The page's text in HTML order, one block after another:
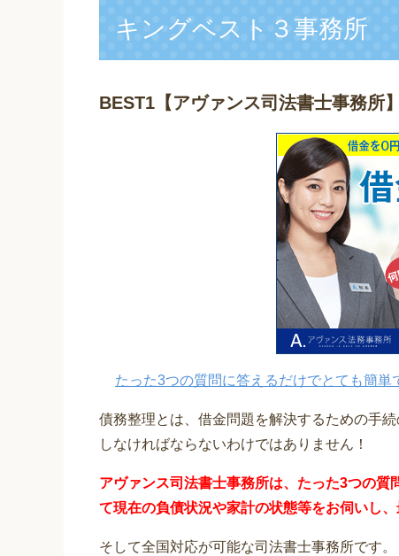
キングベスト３事務所
BEST1 【アヴァンス司法書士事務所】
たった3つの質問に答えるだけでとても簡単
債務整理とは、借金問題を解決するための手
しなければならないわけではありません！
アヴァンス司法書士事務所は、 たった3つの質
て現在の負債状況や家計の状態等をお伺いし
そして全国対応が可能な司法書士事務所です。